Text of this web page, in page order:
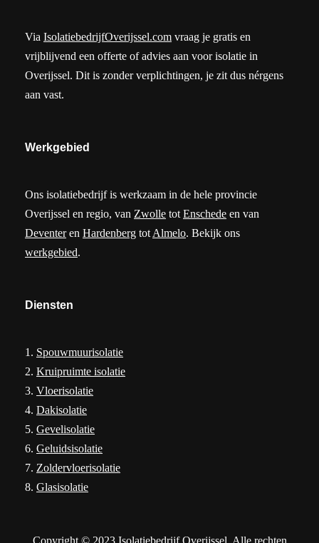
Via IsolatiebedrijfOverijssel.com vraag je gratis en
vrijblijvend een offerte of advies aan voor isolatie in
Overijssel. Dit is zonder verplichtingen, je zit dus nérgens
aan vast.
Werkgebied
Ons isolatiebedrijf is werkzaam in de hele provincie
Overijssel en regio, van Zwolle tot Enschede en van
Deventeren Hardenberg tot Almelo. Bekijk ons
werkgebied.
Diensten
1. Spouwmuurisolatie
2. Kruipruimte isolatie
3. Vloerisolatie
4. Dakisolatie
5. Gevelisolatie
6. Geluidsisolatie
7. Zoldervloerisolatie
8. Glasisolatie